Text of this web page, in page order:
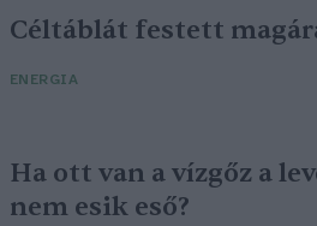
Céltáblát festett
ENERGIA
Ha ott van a vízgőz a
nem esik eső?